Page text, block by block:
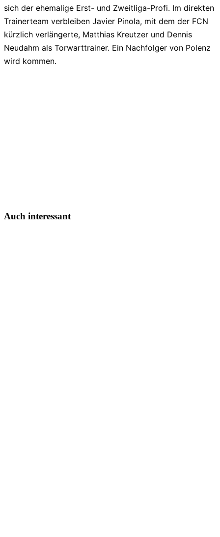
sich der ehemalige Erst- und Zweitliga-Profi. Im direkten
Trainerteam verbleiben Javier Pinola, mit dem der FCN
kürzlich verlängerte, Matthias Kreutzer und Dennis
Neudahm als Torwarttrainer. Ein Nachfolger von Polenz
wird kommen.
Auch interessant